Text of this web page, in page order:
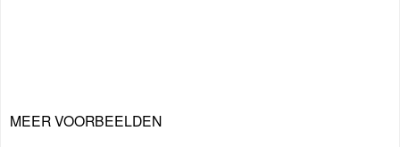
MEER VOORBEELDEN